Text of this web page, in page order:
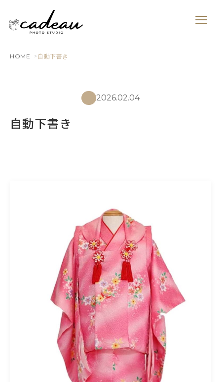
HOME 自動下書き
2026.02.04
自動下書き